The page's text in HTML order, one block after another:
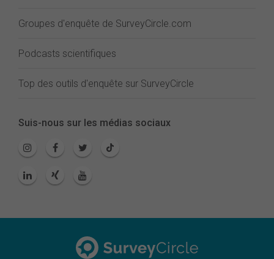
Groupes d'enquête de SurveyCircle.com
Podcasts scientifiques
Top des outils d'enquête sur SurveyCircle
Suis-nous sur les médias sociaux